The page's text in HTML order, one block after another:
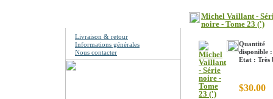
Livraison & retour
Informations générales
Nous contacter
Michel Vaillant -
noire - Tome 23 (')
Quantité
disponible
Etat : Très
$30.00